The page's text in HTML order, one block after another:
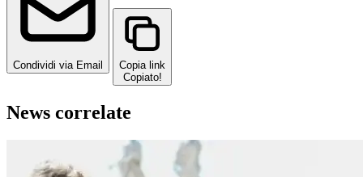
Condividi via Email
Copia link
Copiato!
News correlate